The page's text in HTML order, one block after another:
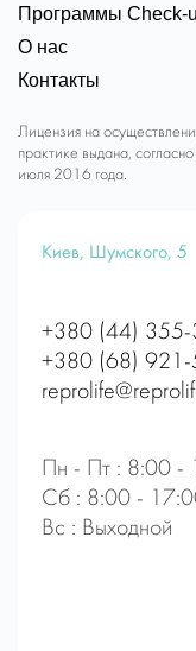
Программы Check-
О нас
Контакты
Лицензия на
практике выдана,
июля 2016 года.
Киев, Шумского, 5
+380 (44)
+380 (68)
Пн - Пт : 8:00 -
Сб : 8:00 -
Вс : Выходной